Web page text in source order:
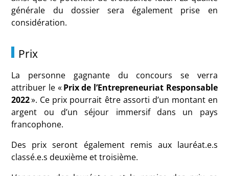
générale du dossier sera également prise en
considération.
Prix
La personne gagnante du concours se verra
attribuer le «Prix de l’Entrepreneuriat Responsable
2022». Ce prix pourrait être assorti d’un montant en
argent ou d’un séjour immersif dans un pays
francophone.
Des prix seront également remis aux lauréat.e.s
classé.e.s deuxième et troisième.